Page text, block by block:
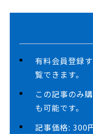
有料会員登録
覧できます。
この記事のみ
も可能です。
記事価格: 300